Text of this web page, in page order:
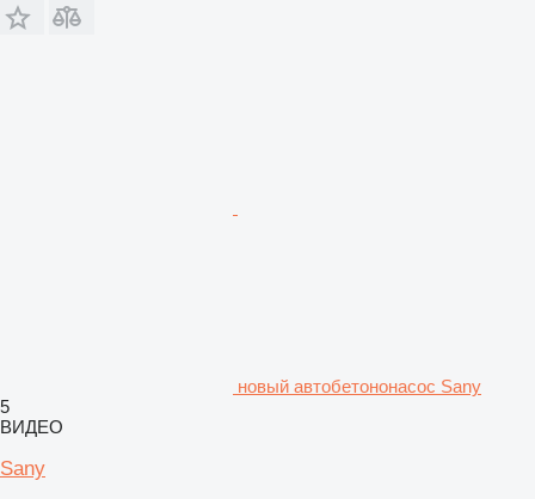
новый автобетононасос Sany
5
ВИДЕО
Sany